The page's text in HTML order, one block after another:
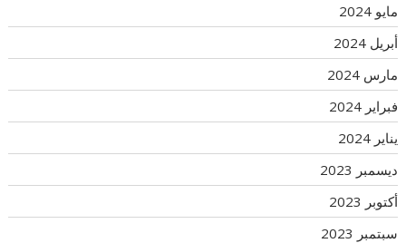
مايو 2024
أبريل 2024
مارس 2024
فبراير 2024
يناير 2024
ديسمبر 2023
أكتوبر 2023
سبتمبر 2023